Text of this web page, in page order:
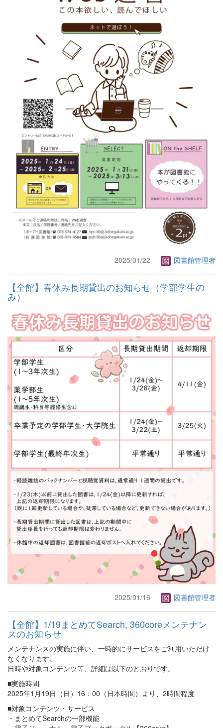
2025/01/22 図書館管理者
【全館】春休み長期貸出のお知らせ（学部学生の
み）
2025/01/16 図書館管理者
【全館】1/19まとめてSearch, 360coreメンテナン
スのお知らせ
メンテナンスの実施に伴い、一時的にサービスをご利用いただけ
なくなります。
日時や対象コンテンツ等、詳細は以下のとおりです。
■実施時間
2025年1月19日（日）16：00（日本時間）より、2時間程度
■対象コンテンツ・サービス
・まとめてSearchの一部機能